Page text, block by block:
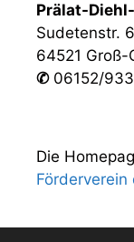
Prälat-
Sudetenstr.
64521 Groß-
✆06152/
Die